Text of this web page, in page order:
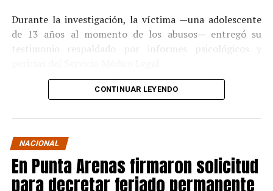
Durante la investigación, la víctima —una adolescente
de 13 años al momento de los abusos— entregó su
testimonio respaldado por informes psicológicos y
Ante la contundencia de los antecedentes, el imputado
aceptó los cargosen un procedimiento abreviado,
La condena y el cumplimiento en libertad
ElJuzgado de Garantía de Castrodictó sentencia en
noviembre de 2021, condenando a Pedro Montecinos a
CONTINUAR LEYENDO
NACIONAL
En Punta Arenas firmaron solicitud
para decretar feriado permanente